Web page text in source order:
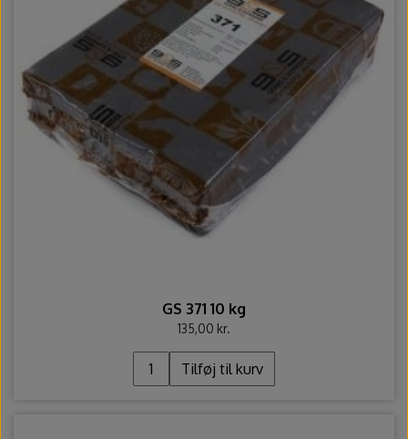
GS 371 10 kg
135,00 kr.
Tilføj til kurv